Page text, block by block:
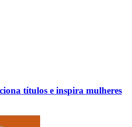
títulos e inspira mulheres